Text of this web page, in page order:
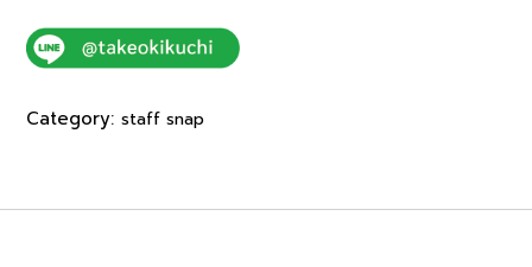
Category: staff snap